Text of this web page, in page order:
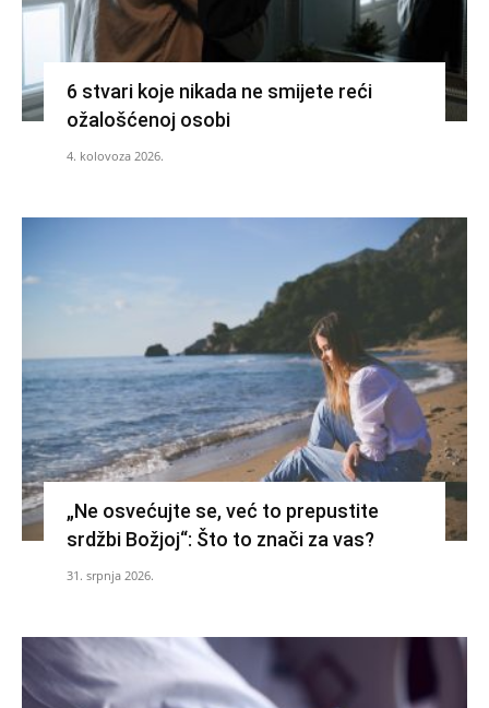
6 stvari koje nikada ne smijete reći
ožalošćenoj osobi
4. kolovoza 2026.
„Ne osvećujte se, već to prepustite
srdžbi Božjoj“: Što to znači za vas?
31. srpnja 2026.